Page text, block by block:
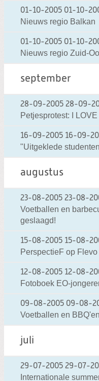
01-10-2005 01-10-
Nieuws regio Balkan
01-10-2005 01-10-
Nieuws regio Zuid-
september
28-09-2005 28-09-
Petjesprotest: I
16-09-2005 16-09-
"Uitgeklede
augustus
23-08-2005 23-08-
Voetballen en
geslaagd!
15-08-2005 15-08-
PerspectieF op Flevo
12-08-2005 12-08-
Fotoboek EO-
09-08-2005 09-08-
Voetballen en
juli
29-07-2005 29-07-
Internationale